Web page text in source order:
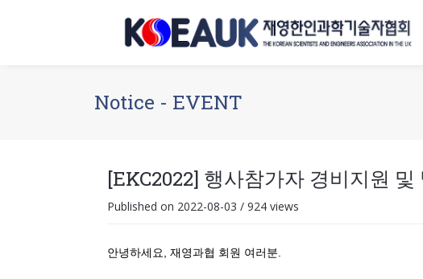
Notice - EVENT
[EKC2022] 행사참가자 경비지원
Published on 2022-08-03 / 924 views
안녕하세요, 재영과협 회원 여러분.